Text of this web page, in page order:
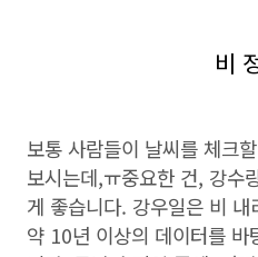
비
보통 사람들이 날씨를 체크
보시는데,ㅠ중요한 건, 강수
게 좋습니다. 강우일은 비
약 10년 이상의 데이터를 바